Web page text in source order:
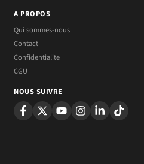
A PROPOS
Qui sommes-nous
Contact
Confidentialite
CGU
NOUS SUIVRE